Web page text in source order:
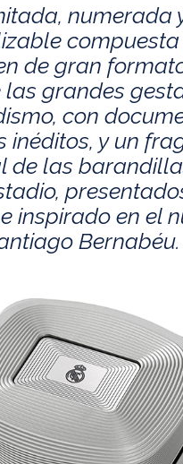
numerada
de gran
las grandes
con
inéditos, y un
de las
inspirado en el
Bernabéu.